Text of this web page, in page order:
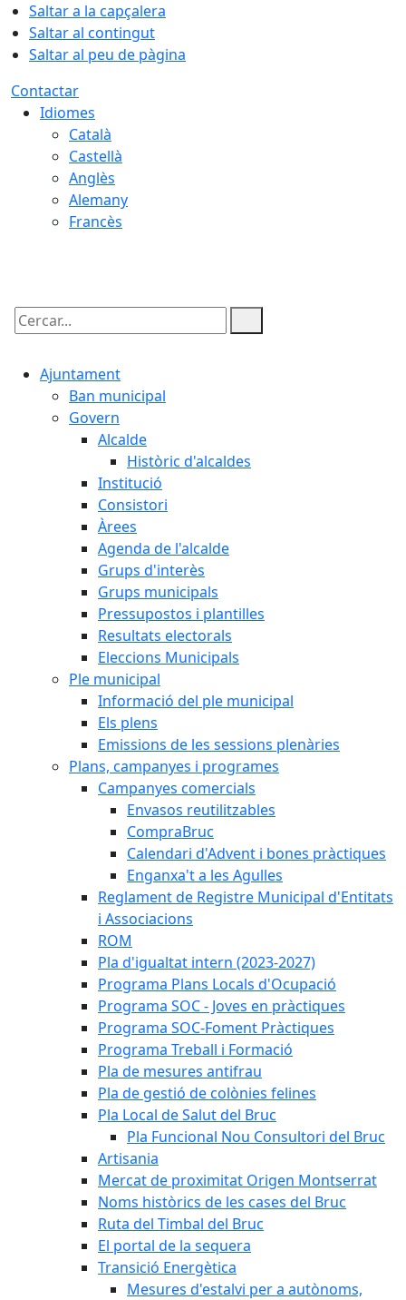
Saltar a la capçalera
Saltar al contingut
Saltar al peu de pàgina
Contactar
Idiomes
Català
Castellà
Anglès
Alemany
Francès
Cercar:
Ajuntament
Ban municipal
Govern
Alcalde
Històric d'alcaldes
Institució
Consistori
Àrees
Agenda de l'alcalde
Grups d'interès
Grups municipals
Pressupostos i plantilles
Resultats electorals
Eleccions Municipals
Ple municipal
Informació del ple municipal
Els plens
Emissions de les sessions plenàries
Plans, campanyes i programes
Campanyes comercials
Envasos reutilitzables
CompraBruc
Calendari d'Advent i bones pràctiques
Enganxa't a les Agulles
Reglament de Registre Municipal d'Entitats
i Associacions
ROM
Pla d'igualtat intern (2023-2027)
Programa Plans Locals d'Ocupació
Programa SOC - Joves en pràctiques
Programa SOC-Foment Pràctiques
Programa Treball i Formació
Pla de mesures antifrau
Pla de gestió de colònies felines
Pla Local de Salut del Bruc
Pla Funcional Nou Consultori del Bruc
Artisania
Mercat de proximitat Origen Montserrat
Noms històrics de les cases del Bruc
Ruta del Timbal del Bruc
El portal de la sequera
Transició Energètica
Mesures d'estalvi per a autònoms,